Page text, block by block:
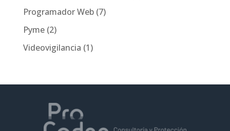
Programador Web (7)
Pyme (2)
Videovigilancia (1)